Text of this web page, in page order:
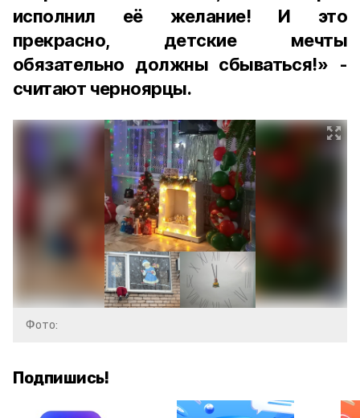
исполнил её желание! И это
прекрасно, детские мечты
обязательно должны сбываться!» -
считают черноярцы.
Фото:
Подпишись!